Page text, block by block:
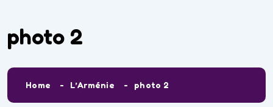
photo 2
Home L’Arménie photo 2